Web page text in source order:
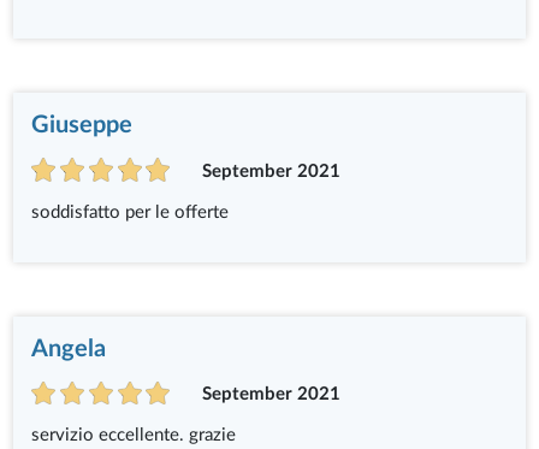
Giuseppe
September 2021
soddisfatto per le offerte
Angela
September 2021
servizio eccellente. grazie